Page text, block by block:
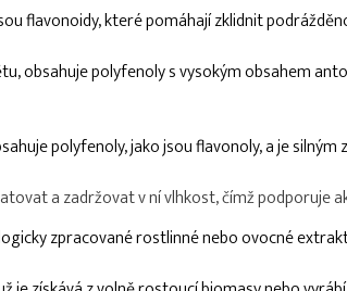
flavonoidy, které pomáhají zklidnit
obsahuje polyfenoly s vysokým obsahem
polyfenoly, jako jsou flavonoly, a je
a zadržovat v ní vlhkost, čímž podporuje
zpracované rostlinné nebo ovocné